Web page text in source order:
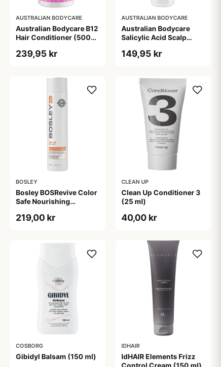
AUSTRALIAN BODYCARE
Australian Bodycare B12
Hair Conditioner (500
239,95 kr
AUSTRALIAN BODYCARE
Australian Bodycare
Salicylic Acid Scalp
149,95 kr
BOSLEY
Bosley BOSRevive Color
Safe Nourishing
219,00 kr
CLEAN UP
Clean Up Conditioner 3
(25 ml)
40,00 kr
COSBORG
Gibidyl Balsam (150 ml)
IDHAIR
IdHAIR Elements Frizz
Control Cream (150 ml)